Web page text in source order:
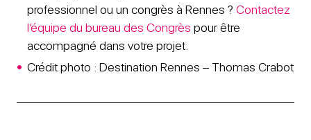
professionnel ou un congrès à Rennes ? Contactez
l’équipe du bureau des Congrès pour être
accompagné dans votre projet.
Crédit photo : Destination Rennes – Thomas Crabot